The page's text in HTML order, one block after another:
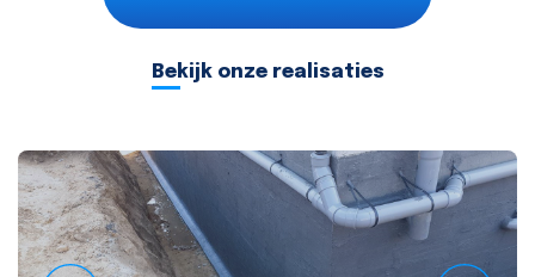
Bekijk onze realisaties